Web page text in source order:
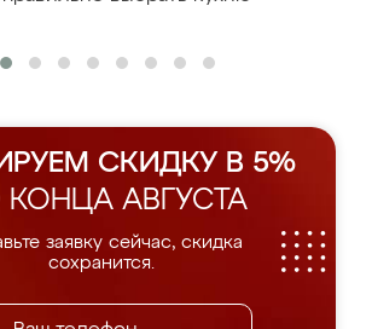
СКИДКУ В 5%
АВГУСТА
заявку сейчас, скидка
сохранится.